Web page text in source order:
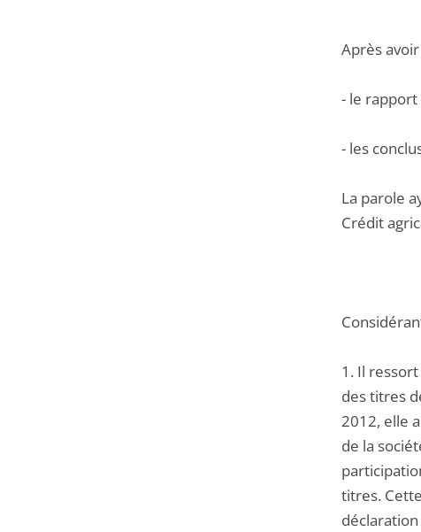
Après
- le
- les
La parole
Crédit
1. Il
des titres
2012, elle
de la
titres.